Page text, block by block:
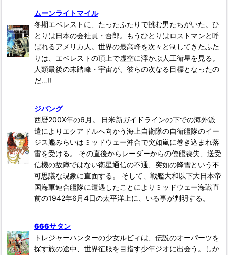
ムーンライトマイル
冬期エベレストに、たったふたりで挑む男たちがいた。ひ
とりは日本の会社員・吾郎。もうひとりはロストマンと呼
ばれるアメリカ人。世界の最高峰を次々と制してきたふた
りは、エベレストの頂上で虚空に浮かぶ人工衛星を見る。
人類最後の未踏峰・宇宙が、彼らの次なる目標となったの
だ…!!
ジパング
西暦200X年の6月。 日米新ガイドラインの下での海外派
遣によりエクアドルへ向かう海上自衛隊の自衛艦隊のイー
ジス艦みらいはミッドウェー沖合で突如嵐に巻き込まれ落
雷を受ける。 その直後からレーダーからの僚艦喪失、送受
信機の故障ではない衛星通信の不通、突如の降雪という不
可思議な現象に直面する。 そして、戦艦大和以下大日本帝
国海軍連合艦隊に遭遇したことによりミッドウェー海戦直
前の1942年6月4日の太平洋上に、いる事が判明する。
666サタン
トレジャーハンターの少女ルビィは、伝説のオーパーツを
探す旅の途中、世界征服を目指す少年ジオに出会う。しか